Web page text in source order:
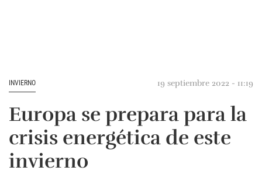
INVIERNO 19 septiembre 2022 - 11:19
Europa se prepara para la
crisis energética de este
invierno